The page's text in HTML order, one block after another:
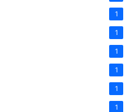
1
1
1
1
1
1